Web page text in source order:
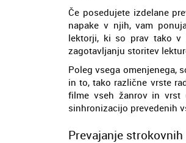
Če posedujete izdelane
napake v njih, vam
lektorji, ki so prav tako v
zagotavljanju storitev
Poleg vsega omenjenega,
in to, tako različne vrste
filme vseh žanrov in vrst
sinhronizacijo prevedenih
Prevajanje